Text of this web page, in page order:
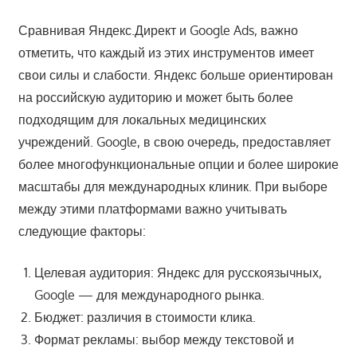
Сравнивая Яндекс.Директ и Google Ads, важно
отметить, что каждый из этих инструментов имеет
свои силы и слабости. Яндекс больше ориентирован
на российскую аудиторию и может быть более
подходящим для локальных медицинских
учреждений. Google, в свою очередь, предоставляет
более многофункциональные опции и более широкие
масштабы для международных клиник. При выборе
между этими платформами важно учитывать
следующие факторы:
Целевая аудитория: Яндекс для русскоязычных,
Google — для международного рынка.
Бюджет: различия в стоимости клика.
Формат рекламы: выбор между текстовой и